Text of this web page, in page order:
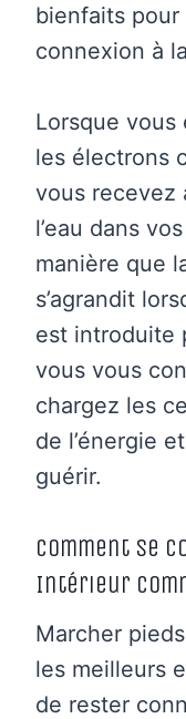
bienfaits pour
connexion à
Lorsque vous
les électrons
vous recevez
l’eau dans
manière que
s’agrandit
est introduite
vous vous
chargez les
de l’énergie
guérir.
Comment se
Intérieur
Marcher
les meilleurs
de rester